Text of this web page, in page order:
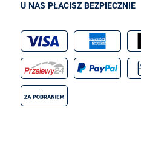
U NAS PŁACISZ BEZPIECZNIE